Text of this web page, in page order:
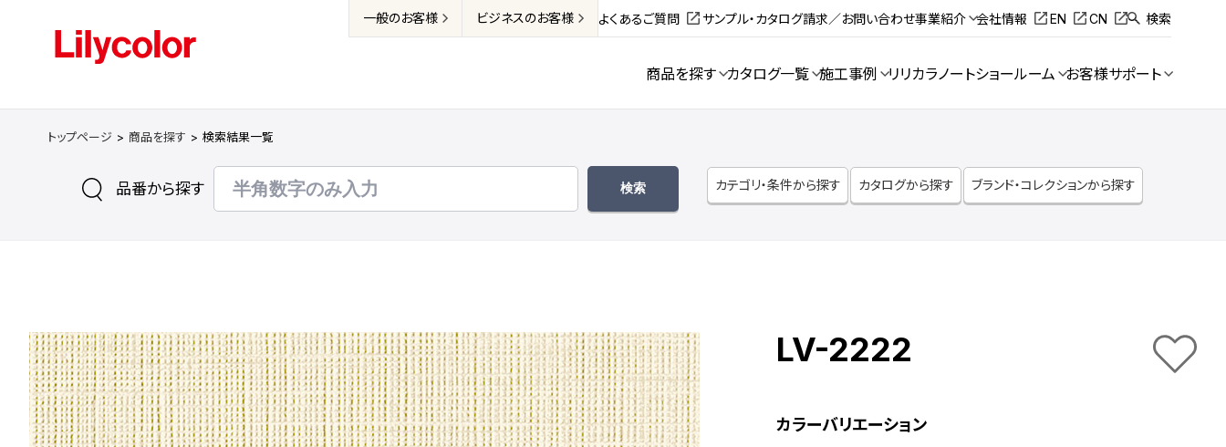
一般のお客様 ビジネスのお客様 よくあるご質問 サンプル・カタログ請求／お問い合わせ事業紹介 会社情報 EN CN 検索
商品を探す カタログ一覧 施工事例 リリカラノートショールーム お客様サポート
トップページ 商品を探す 検索結果一覧
品番から探す カテゴリ・条件から探す カタログから探す ブランド・コレクションから探す
LV-2222
カラーバリエーション